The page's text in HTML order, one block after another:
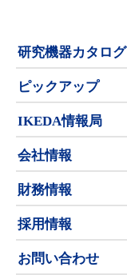
研究機器カタログ
ピックアップ
IKEDA情報局
会社情報
財務情報
採用情報
お問い合わせ